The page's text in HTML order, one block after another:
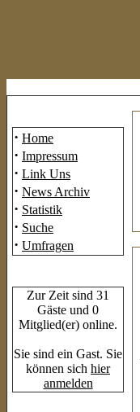
· Home
· Impressum
· Link Uns
· News Archiv
· Statistik
· Suche
· Umfragen
Zur Zeit sind 31
Gäste und 0
Mitglied(er) online.
Sie sind ein Gast. Sie
können sich hier
anmelden